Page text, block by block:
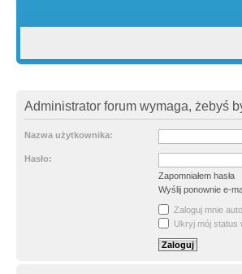
Administrator forum wymaga, żebyś
Nazwa użytkownika:
Hasło:
Zapomniałem hasła
Wyślij ponownie e-
Zaloguj mnie
Ukryj mój status